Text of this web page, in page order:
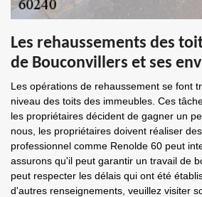
Les rehaussements des
de Bouconvillers et ses
Les opérations de rehaussement se font
niveau des toits des immeubles. Ces
les propriétaires décident de gagner un
nous, les propriétaires doivent réaliser
professionnel comme Renolde 60 peut
assurons qu'il peut garantir un travail de
peut respecter les délais qui ont été
d'autres renseignements, veuillez visiter